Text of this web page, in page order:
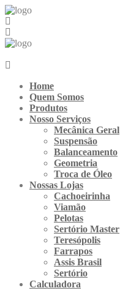
Ir
para
o
conteúdo
Home
Quem Somos
Produtos
Nosso Serviços
Mecânica Geral
Suspensão
Balanceamento
Geometria
Troca de Óleo
Nossas Lojas
Cachoeirinha
Viamão
Pelotas
Sertório Master
Teresópolis
Farrapos
Assis Brasil
Sertório
Calculadora